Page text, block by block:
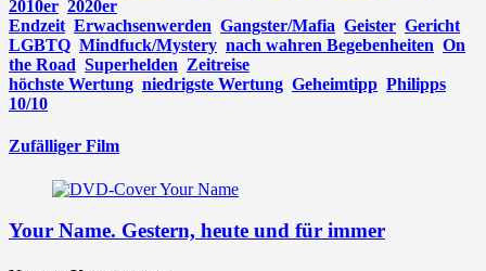
2010er 2020er
Endzeit Erwachsenwerden Gangster/Mafia Geister Gericht
LGBTQ Mindfuck/Mystery nach wahren Begebenheiten On
the Road Superhelden Zeitreise
höchste Wertung niedrigste Wertung Geheimtipp Philipps
10/10
Zufälliger Film
Your Name. Gestern, heute und für immer